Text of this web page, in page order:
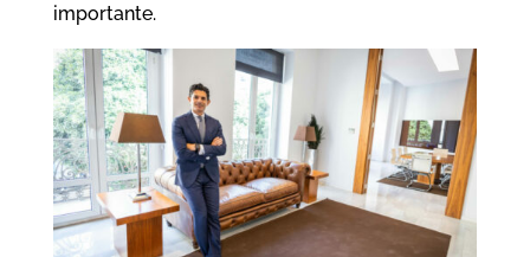
importante.